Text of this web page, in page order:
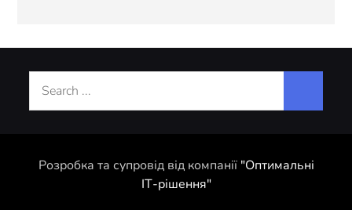
Search
Розробка та супровід від компанії "Оптимальні
ІТ-рішення"